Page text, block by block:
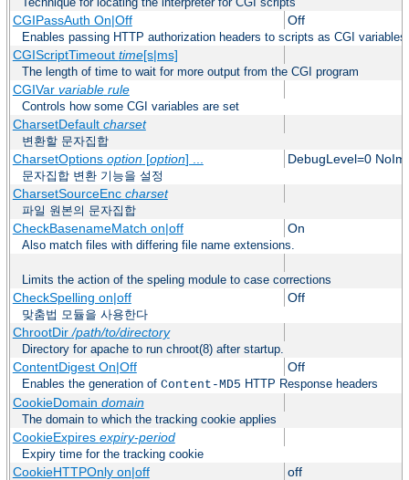
CGIPassAuth On|Off Off
Enables passing HTTP authorization headers to scripts as CGI variables
CGIScriptTimeout time[s|ms]
The length of time to wait for more output from the CGI program
CGIVar variable rule
Controls how some CGI variables are set
CharsetDefault charset
변환할 문자집합
CharsetOptions option[option] ... DebugLevel=0
문자집합 변환 기능을 설정
CharsetSourceEnc charset
파일 원본의 문자집합
CheckBasenameMatch on|off On
Also match files with differing file name extensions.
Limits the action of the speling module to case corrections
CheckSpelling on|off Off
맞춤법 모듈을 사용한다
ChrootDir/path/to/directory
Directory for apache to run chroot(8) after startup.
ContentDigest On|Off Off
Enables the generation of Content-MD5 HTTP Response headers
CookieDomain domain
The domain to which the tracking cookie applies
CookieExpires expiry-period
Expiry time for the tracking cookie
CookieHTTPOnly on|off off